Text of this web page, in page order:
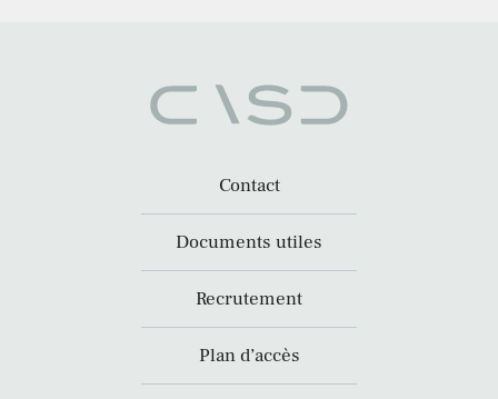
Contact
Documents utiles
Recrutement
Plan d’accès